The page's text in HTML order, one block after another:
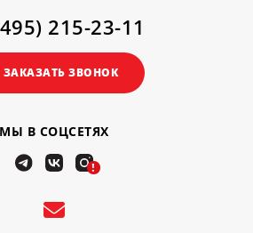
МЫ В СОЦСЕТЯХ
!
215-23-11
ЗАКАЗАТЬ ЗВОНОК